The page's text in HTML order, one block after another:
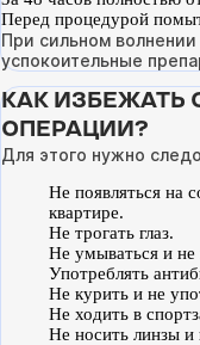
Перед процедурой
При сильном волнении
успокоительные
КАК
ОПЕРАЦИИ?
Для этого нужно
Не появляться на
квартире.
Не трогать глаз.
Не умываться и
Употреблять
Не курить и не
Не ходить в
Не носить линзы и